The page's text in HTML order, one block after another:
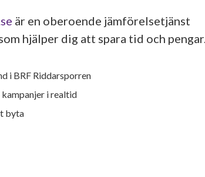
är en oberoende jämförelsetjänst
hjälper dig att spara tid och pengar.
i BRF Riddarsporren
kampanjer i realtid
byta